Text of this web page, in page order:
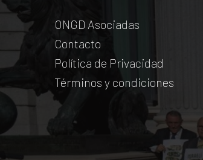
ONGD Asociadas
Contacto
Política de Privacidad
Términos y condiciones